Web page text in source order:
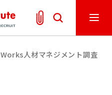
Works人材マネジメント調査